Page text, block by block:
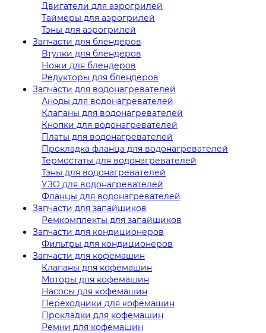
Двигатели для аэрогрилей
Таймеры для аэрогрилей
Тэны для аэрогрилей
Запчасти для блендеров
Втулки для блендеров
Ножи для блендеров
Редукторы для блендеров
Запчасти для водонагревателей
Аноды для водонагревателей
Клапаны для водонагревателей
Кнопки для водонагревателей
Платы для водонагревателей
Прокладка фланца для водонагревателей
Термостаты для водонагревателей
Тэны для водонагревателей
УЗО для водонагревателей
Фланцы для водонагревателей
Запчасти для запайщиков
Ремкомплекты для запайщиков
Запчасти для кондиционеров
Фильтры для кондиционеров
Запчасти для кофемашин
Клапаны для кофемашин
Моторы для кофемашин
Насосы для кофемашин
Переходники для кофемашин
Прокладки для кофемашин
Ремни для кофемашин